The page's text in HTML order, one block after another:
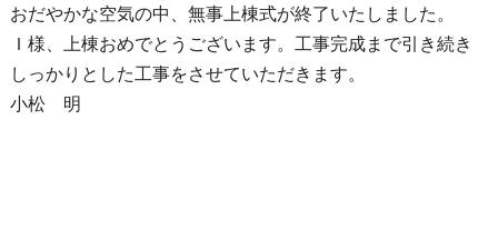
おだやかな空気の中、無事上棟式が終了いたしました。
Ｉ様、上棟おめでとうございます。工事完成まで引き続き
しっかりとした工事をさせていただきます。
小松 明